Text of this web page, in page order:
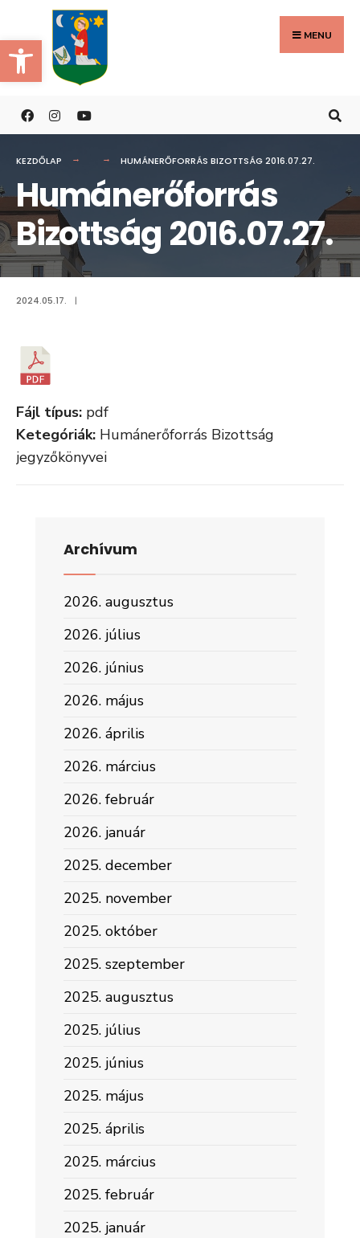
Eszköztár megnyitása
to
content
MENU
KEZDŐLAP HUMÁNERŐFORRÁS BIZOTTSÁG 2016.07.27.
Humánerőforrás
Bizottság 2016.07.27.
2024.05.17. |
Fájl típus: pdf
Ketegóriák: Humánerőforrás Bizottság
jegyzőkönyvei
Archívum
2026. augusztus
2026. július
2026. június
2026. május
2026. április
2026. március
2026. február
2026. január
2025. december
2025. november
2025. október
2025. szeptember
2025. augusztus
2025. július
2025. június
2025. május
2025. április
2025. március
2025. február
2025. január
Search